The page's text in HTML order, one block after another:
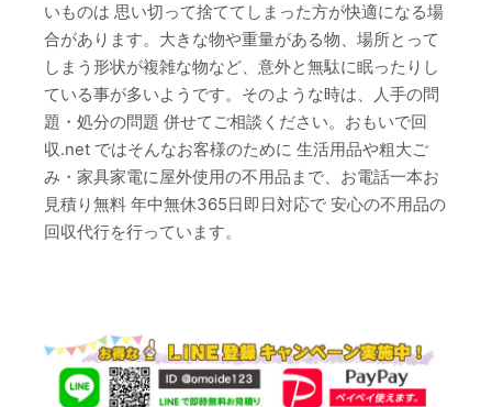
いものは 思い切って捨ててしまった方が快適になる場
合があります。大きな物や重量がある物、場所とって
しまう形状が複雑な物など、意外と無駄に眠ったりし
ている事が多いようです。そのような時は、人手の問
題・処分の問題 併せてご相談ください。おもいで回
収.net ではそんなお客様のために 生活用品や粗大ご
み・家具家電に屋外使用の不用品まで、お電話一本お
見積り無料 年中無休365日即日対応で 安心の不用品の
回収代行を行っています。